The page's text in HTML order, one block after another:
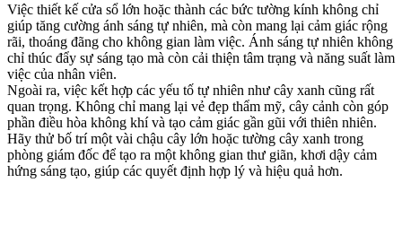
Việc thiết kế cửa sổ lớn hoặc thành các bức tường kính không chỉ
giúp tăng cường ánh sáng tự nhiên, mà còn mang lại cảm giác rộng
rãi, thoáng đãng cho không gian làm việc. Ánh sáng tự nhiên không
chỉ thúc đẩy sự sáng tạo mà còn cải thiện tâm trạng và năng suất làm
việc của nhân viên.
Ngoài ra, việc kết hợp các yếu tố tự nhiên như cây xanh cũng rất
quan trọng. Không chỉ mang lại vẻ đẹp thẩm mỹ, cây cảnh còn góp
phần điều hòa không khí và tạo cảm giác gần gũi với thiên nhiên.
Hãy thử bố trí một vài chậu cây lớn hoặc tường cây xanh trong
phòng giám đốc để tạo ra một không gian thư giãn, khơi dậy cảm
hứng sáng tạo, giúp các quyết định hợp lý và hiệu quả hơn.